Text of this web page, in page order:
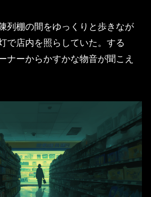
列棚の間をゆっくりと歩きなが
で店内を照らしていた。する
ナーからかすかな物音が聞こえ